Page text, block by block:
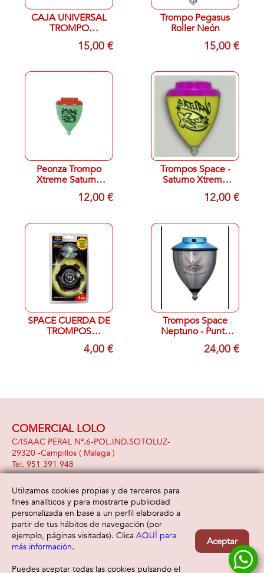
CAJA UNIVERSAL
TROMPO
SATURNO XTREME
ROLLER +BOLSITA
DE REGALO
15,00 €
Trompo Pegasus
Roller Neón
15,00 €
Peonza Trompo
Xtreme Saturno
Roller Original
Surtidas12,00 €
Trompos Space -
Saturno Xtreme
Roller (ST04)
SURTIDOS12,00 €
SPACE CUERDA DE
TROMPOS
LUMINISCENTE
4,00 €
Trompos Space
Neptuno - Punta
24,00 €
COMERCIAL LOLO
C/ISAAC PERAL Nº.6-POL.IND.SOTOLUZ-
29320 -Campillos ( Malaga )
951 391 948
Información
Aviso legal
Política de privacidad
Política de cookies
Atención al cliente
Envío y devolución
Contacto
Utilizamos cookies propias y de terceros para
fines analíticos y para mostrarte publicidad
personalizada en base a un perfil elaborado a
partir de tus hábitos de navegación (por
ejemplo, páginas visitadas). Clica AQUÍ para
más información.
Puedes aceptar todas las cookies pulsando el
Aceptar